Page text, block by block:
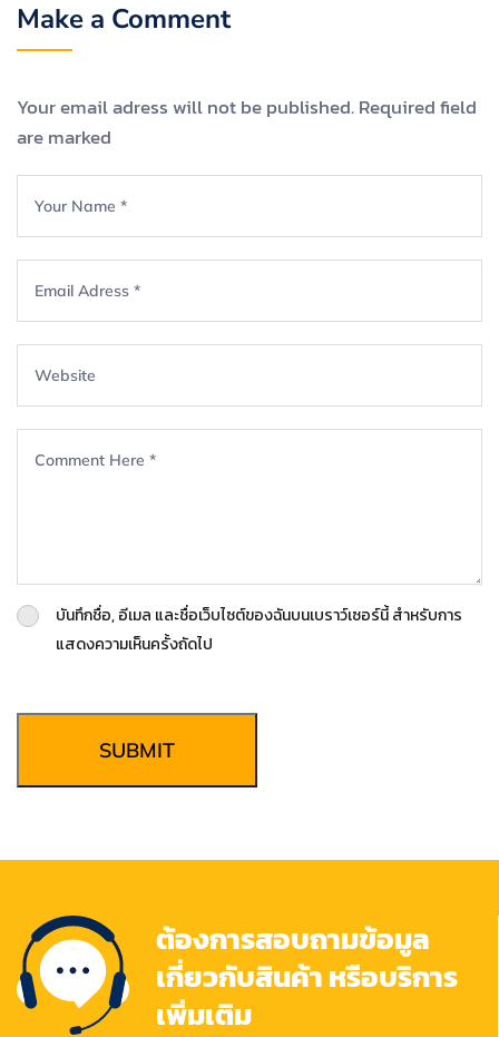
Make a Comment
Your email adress will not be published. Required field
are marked
บันทึกชื่อ, อีเมล และชื่อเว็บไซต์ของฉันบนเบราว์เซอร์นี้ สำหรับการ
แสดงความเห็นครั้งถัดไป
SUBMIT
ต้องการสอบถามข้อมูล
เกี่ยวกับสินค้า หรือบริการ
เพิ่มเติม